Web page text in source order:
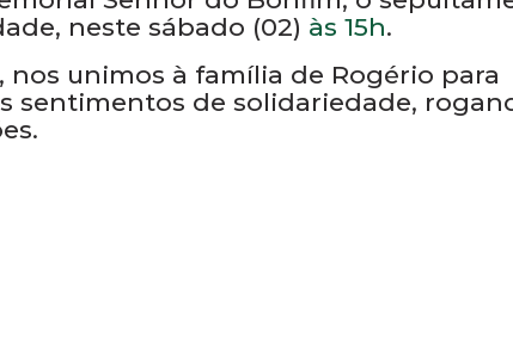
neste sábado (02) às 15h.
unimos à família de Rogério para
sentimentos de solidariedade,